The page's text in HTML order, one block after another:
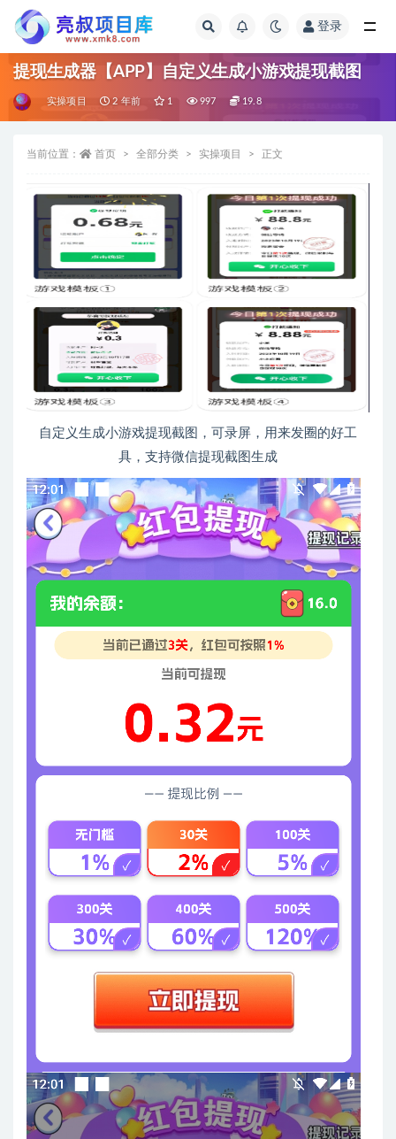
登录
提现生成器【APP】自定义生成小游戏提现截图
实操项目 2 年前 1 997 19.8
当前位置： 首页 全部分类 实操项目 正文
自定义生成小游戏提现截图，可录屏，用来发圈的好工
具，支持微信提现截图生成